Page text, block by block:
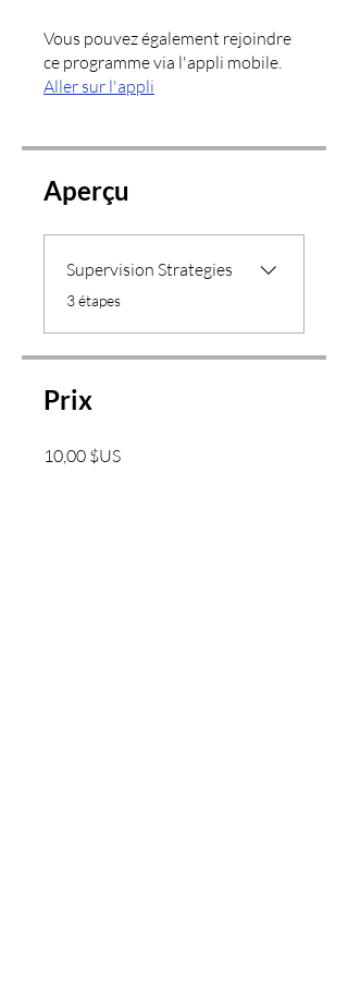
Vous pouvez également rejoindre
ce programme via l'appli mobile.
Aller sur l'appli
Aperçu
Supervision Strategies
.3 étapes
Prix
10,00 $US